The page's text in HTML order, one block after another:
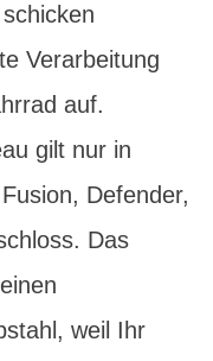
Verarbeitung
auf.
gilt nur in
Defender,
Das
weil Ihr